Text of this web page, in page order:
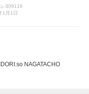
-309116
1月1日
NAGATACHO